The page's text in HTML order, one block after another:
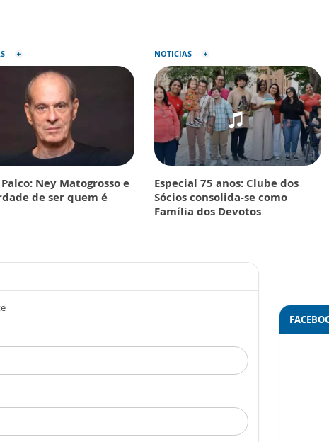
Palco: Ney Matogrosso e
de ser quem é
NOTÍCIAS
Especial 75 anos: Clube dos
Sócios consolida-se como
Família dos Devotos